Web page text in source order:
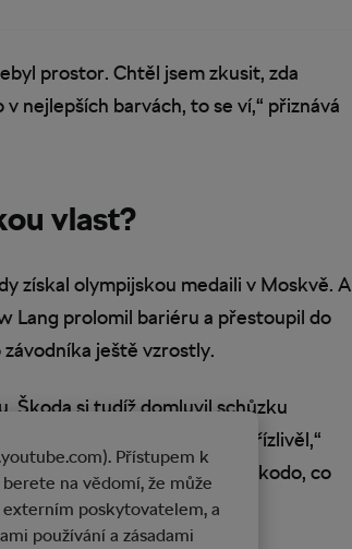
prostor. Chtěl jsem zkusit, zda
nejlepších barvách, to se ví,“ přiznává
vlast?
získal olympijskou medaili v Moskvě. A
Lang prolomil bariéru a přestoupil do
ještě vzrostly.
Škoda si tudíž domluvil schůzku
„Rychle jsem vystřízlivěl,“
to jako dnes. Soudruhu Škodo, co
Přístupem k
na vědomí, že může
poskytovatelem, a
používání a zásadami